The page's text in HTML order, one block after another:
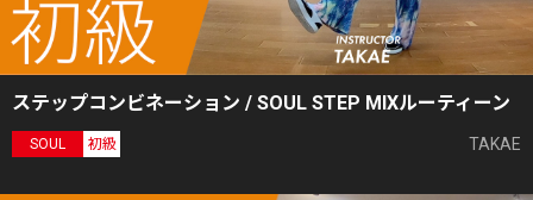
ステップコンビネーション / SOUL STEP MIXルーティーン
SOUL 初級 TAKAE